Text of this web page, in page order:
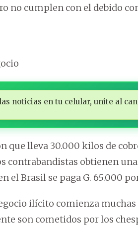
no cumplen con el debido
noticias en tu celular, unite al
que lleva 30.000 kilos de
contrabandistas obtienen
el Brasil se paga G. 65.000
ilícito comienza
son cometidos por los